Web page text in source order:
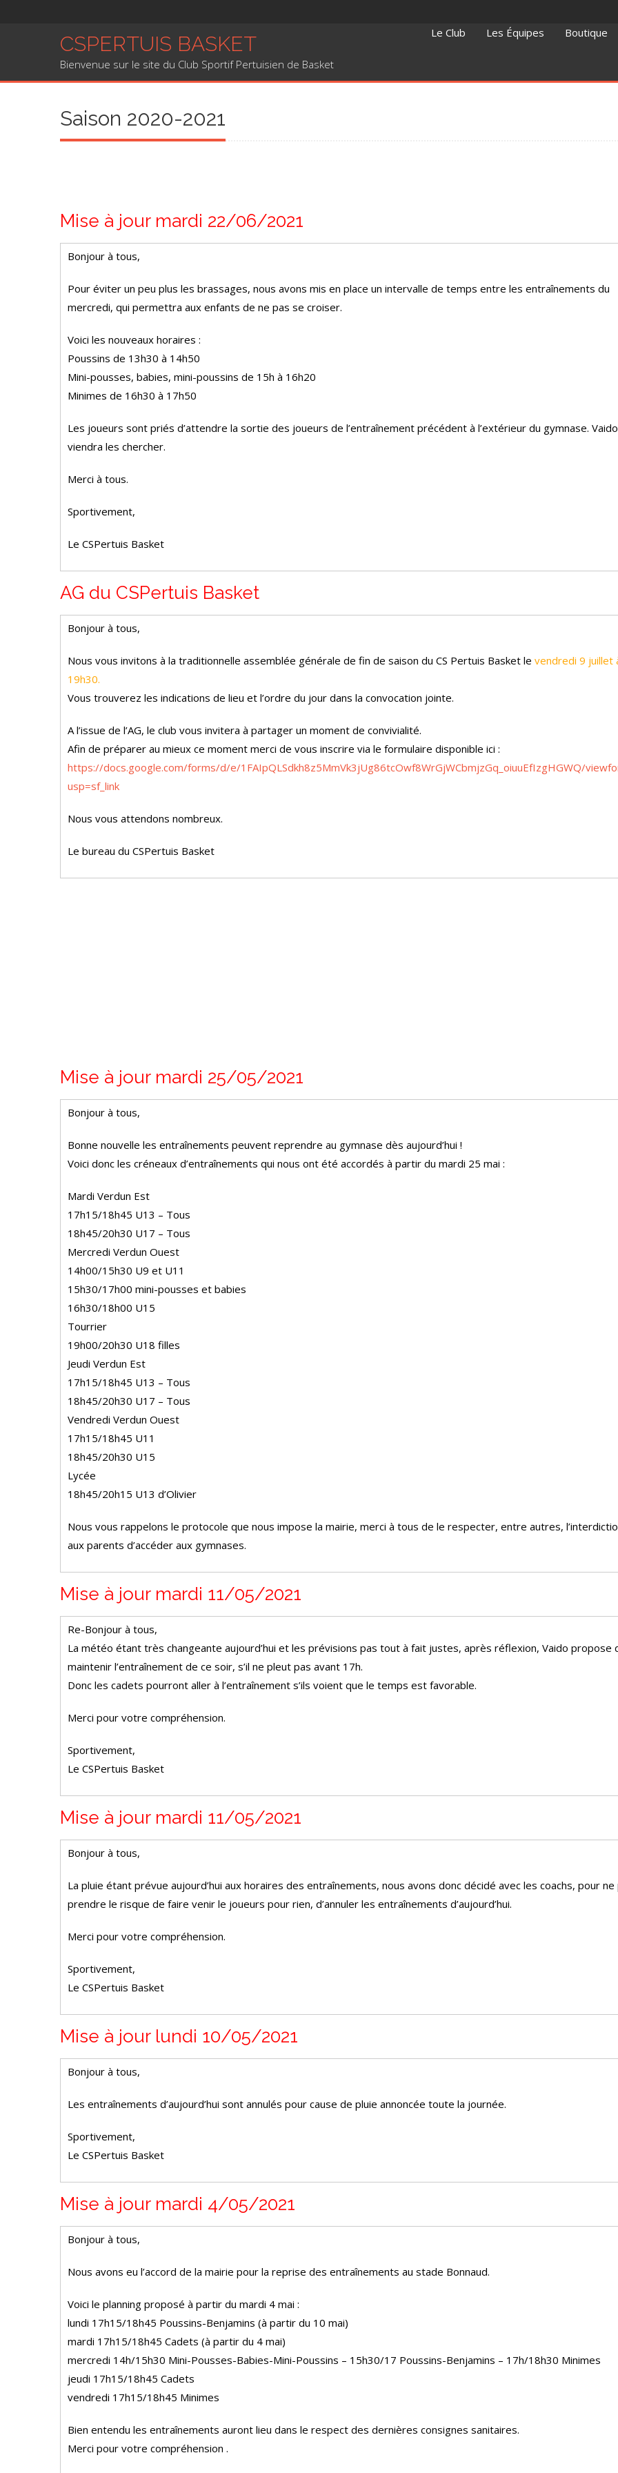
CSPERTUIS BASKET
Bienvenue sur le site du Club Sportif Pertuisien de Basket
Le Club Les Équipes Boutique
Saison 2020-2021
Mise à jour mardi 22/06/2021
Bonjour à tous,
Pour éviter un peu plus les brassages, nous avons mis en place un intervalle de temps entre les entraînements du
mercredi, qui permettra aux enfants de ne pas se croiser.
Voici les nouveaux horaires :
Poussins de 13h30 à 14h50
Mini-pousses, babies, mini-poussins de 15h à 16h20
Minimes de 16h30 à 17h50
Les joueurs sont priés d’attendre la sortie des joueurs de l’entraînement précédent à l’extérieur du gymnase. Vaido
viendra les chercher.
Merci à tous.
Sportivement,
Le CSPertuis Basket
AG du CSPertuis Basket
Bonjour à tous,
Nous vous invitons à la traditionnelle assemblée générale de fin de saison du CS Pertuis Basket le vendredi 9 juillet
19h30.
Vous trouverez les indications de lieu et l’ordre du jour dans la convocation jointe.
A l’issue de l’AG, le club vous invitera à partager un moment de convivialité.
Afin de préparer au mieux ce moment merci de vous inscrire via le formulaire disponible ici :
https://docs.google.com/forms/d/e/1FAIpQLSdkh8z5MmVk3jUg86tcOwf8WrGjWCbmjzGq_oiuuEfIzgHGWQ/
usp=sf_link
Nous vous attendons nombreux.
Le bureau du CSPertuis Basket
Mise à jour mardi 25/05/2021
Bonjour à tous,
Bonne nouvelle les entraînements peuvent reprendre au gymnase dès aujourd’hui !
Voici donc les créneaux d’entraînements qui nous ont été accordés à partir du mardi 25 mai :
Mardi Verdun Est
17h15/18h45 U13 – Tous
18h45/20h30 U17 – Tous
Mercredi Verdun Ouest
14h00/15h30 U9 et U11
15h30/17h00 mini-pousses et babies
16h30/18h00 U15
Tourrier
19h00/20h30 U18 filles
Jeudi Verdun Est
17h15/18h45 U13 – Tous
18h45/20h30 U17 – Tous
Vendredi Verdun Ouest
17h15/18h45 U11
18h45/20h30 U15
Lycée
18h45/20h15 U13 d’Olivier
Nous vous rappelons le protocole que nous impose la mairie, merci à tous de le respecter, entre autres,
aux parents d’accéder aux gymnases.
Mise à jour mardi 11/05/2021
Re-Bonjour à tous,
La météo étant très changeante aujourd’hui et les prévisions pas tout à fait justes, après réflexion, Vaido propose
maintenir l’entraînement de ce soir, s’il ne pleut pas avant 17h.
Donc les cadets pourront aller à l’entraînement s’ils voient que le temps est favorable.
Merci pour votre compréhension.
Sportivement,
Le CSPertuis Basket
Mise à jour mardi 11/05/2021
Bonjour à tous,
La pluie étant prévue aujourd’hui aux horaires des entraînements, nous avons donc décidé avec les coachs, pour ne
prendre le risque de faire venir le joueurs pour rien, d’annuler les entraînements d’aujourd’hui.
Merci pour votre compréhension.
Sportivement,
Le CSPertuis Basket
Mise à jour lundi 10/05/2021
Bonjour à tous,
Les entraînements d’aujourd’hui sont annulés pour cause de pluie annoncée toute la journée.
Sportivement,
Le CSPertuis Basket
Mise à jour mardi 4/05/2021
Bonjour à tous,
Nous avons eu l’accord de la mairie pour la reprise des entraînements au stade Bonnaud.
Voici le planning proposé à partir du mardi 4 mai :
lundi 17h15/18h45 Poussins-Benjamins (à partir du 10 mai)
mardi 17h15/18h45 Cadets (à partir du 4 mai)
mercredi 14h/15h30 Mini-Pousses-Babies-Mini-Poussins – 15h30/17 Poussins-Benjamins – 17h/18h30 Minimes
jeudi 17h15/18h45 Cadets
vendredi 17h15/18h45 Minimes
Bien entendu les entraînements auront lieu dans le respect des dernières consignes sanitaires.
Merci pour votre compréhension .